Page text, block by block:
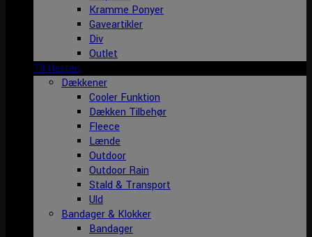
Kramme Ponyer
Gaveartikler
Div
Outlet
Til Hesten
Dækkener
Cooler Funktion
Dækken Tilbehør
Fleece
Lænde
Outdoor
Outdoor Rain
Stald & Transport
Uld
Bandager & Klokker
Bandager